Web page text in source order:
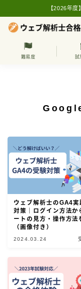
【2026年
MENU
難易度
学習方法
ウェブ解析士の受
Googleアナリ
難易度 試
Google
ウェブ解析士のGA4実
対策｜ログイン方法か
ートの見方・操作方法
（画像付き）
2024.03.24